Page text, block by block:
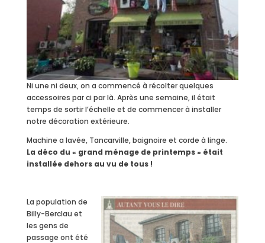
Ni une ni deux, on a commencé à récolter quelques
accessoires par ci par là. Après une semaine, il était
temps de sortir l’échelle et de commencer à installer
notre décoration extérieure.
Machine a lavée, Tancarville, baignoire et corde à linge.
La déco du « grand ménage de printemps » était
installée dehors au vu de tous !
La population de
Billy-Berclau et
les gens de
passage ont été